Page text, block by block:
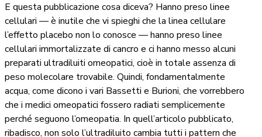
E questa pubblicazione cosa diceva? Hanno preso linee
cellulari — è inutile che vi spieghi che la linea cellulare
l’effetto placebo non lo conosce — hanno preso linee
cellulari immortalizzate di cancro e ci hanno messo alcuni
preparati ultradiluiti omeopatici, cioè in totale assenza di
peso molecolare trovabile. Quindi, fondamentalmente
acqua, come dicono i vari Bassetti e Burioni, che vorrebbero
che i medici omeopatici fossero radiati semplicemente
perché seguono l’omeopatia. In quell’articolo pubblicato,
ribadisco, non solo l’ultradiluito cambia tutti i pattern che